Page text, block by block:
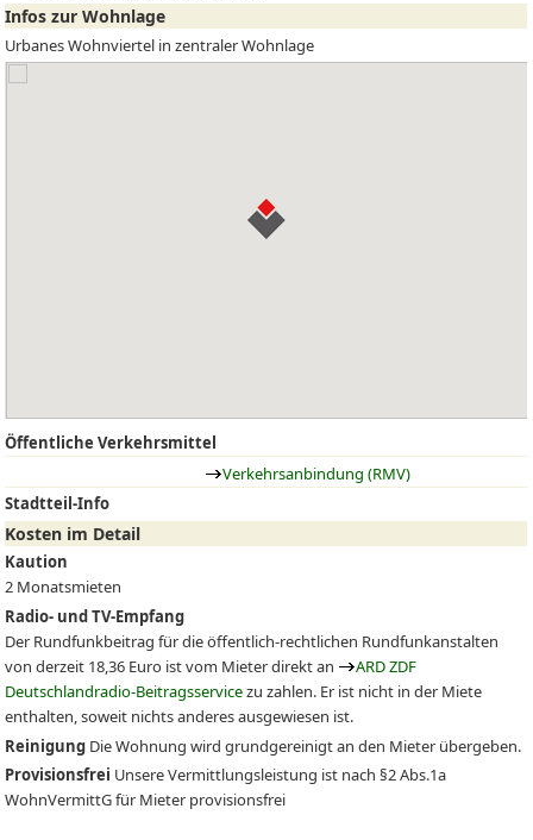
Infos zur Wohnlage
Urbanes Wohnviertel in zentraler Wohnlage
Öffentliche Verkehrsmittel
Verkehrsanbindung (RMV)
Stadtteil-Info
Kosten im Detail
Kaution
2 Monatsmieten
Radio- und TV-Empfang
Der Rundfunkbeitrag für die öffentlich-rechtlichen Rundfunkanstalten
von derzeit 18,36 Euro ist vom Mieter direkt an
ARD ZDF
Deutschlandradio-Beitragsservicezu zahlen. Er ist nicht in der Miete
enthalten, soweit nichts anderes ausgewiesen ist.
Reinigung Die Wohnung wird grundgereinigt an den Mieter übergeben.
Provisionsfrei Unsere Vermittlungsleistung ist nach §2 Abs.1a
WohnVermittG für Mieter provisionsfrei